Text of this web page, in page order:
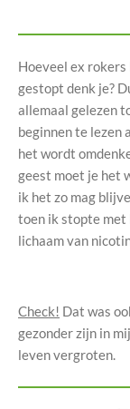
Hoeveel ex
gestopt denk je?
allemaal gelezen
beginnen te lezen
het wordt
geest moet je het
ik het zo mag
toen ik stopte met
lichaam van
Check! Dat was
gezonder zijn in
leven vergroten.